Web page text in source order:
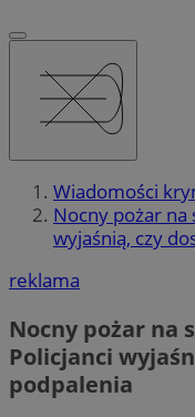
Wiadomości
Nocny pożar na
wyjaśnią, czy
reklama
Nocny pożar na
Policjanci
podpalenia